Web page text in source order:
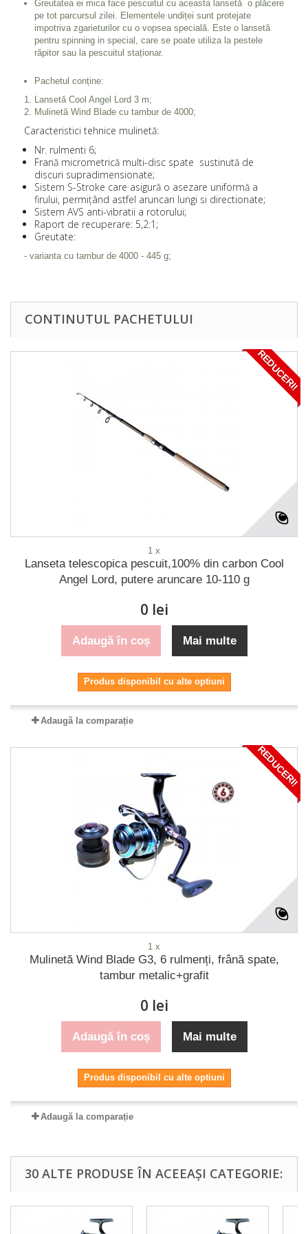
Greutatea ei mica face pescuitul cu aceasta lansetă o plăcere
pe tot parcursul zilei. Elementele undiței sunt protejate
impotriva zgarieturilor cu o vopsea specială. Este o lansetă
pentru spinning in special, care se poate utiliza la pestele
răpitor sau la pescuitul staționar.
Pachetul conține:
Lansetă Cool Angel Lord 3 m;
Mulinetă Wind Blade cu tambur de 4000;
Caracteristici tehnice mulinetă:
Nr. rulmenti 6;
Frană micrometrică multi-disc spate sustinută de
discuri supradimensionate;
Sistem S-Stroke care asigură o asezare uniformă a
firului, permițând astfel aruncari lungi si directionate;
Sistem AVS anti-vibratii a rotorului;
Raport de recuperare: 5,2:1;
Greutate:
- varianta cu tambur de 4000 - 445 g;
CONTINUTUL PACHETULUI
REDUCERI!
1 x
Lanseta telescopica pescuit,100% din carbon Cool
Angel Lord, putere aruncare 10-110 g
0 lei
Adaugă în coș Mai multe
Produs disponibil cu alte optiuni
Adaugă la comparație
REDUCERI!
1 x
Mulinetă Wind Blade G3, 6 rulmenți, frână spate,
tambur metalic+grafit
0 lei
Adaugă în coș Mai multe
Produs disponibil cu alte optiuni
Adaugă la comparație
30 ALTE PRODUSE ÎN ACEEAȘI CATEGORIE: